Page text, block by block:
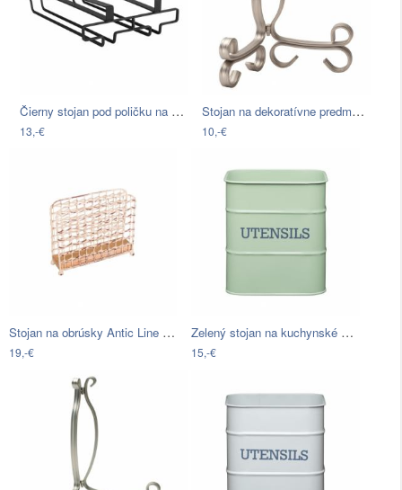
Čierny stojan pod poličku na poháre…
13,-€
Stojan na dekoratívne predmety v…
10,-€
Stojan na obrúsky Antic Line Porte
19,-€
Zelený stojan na kuchynské nástroje…
15,-€